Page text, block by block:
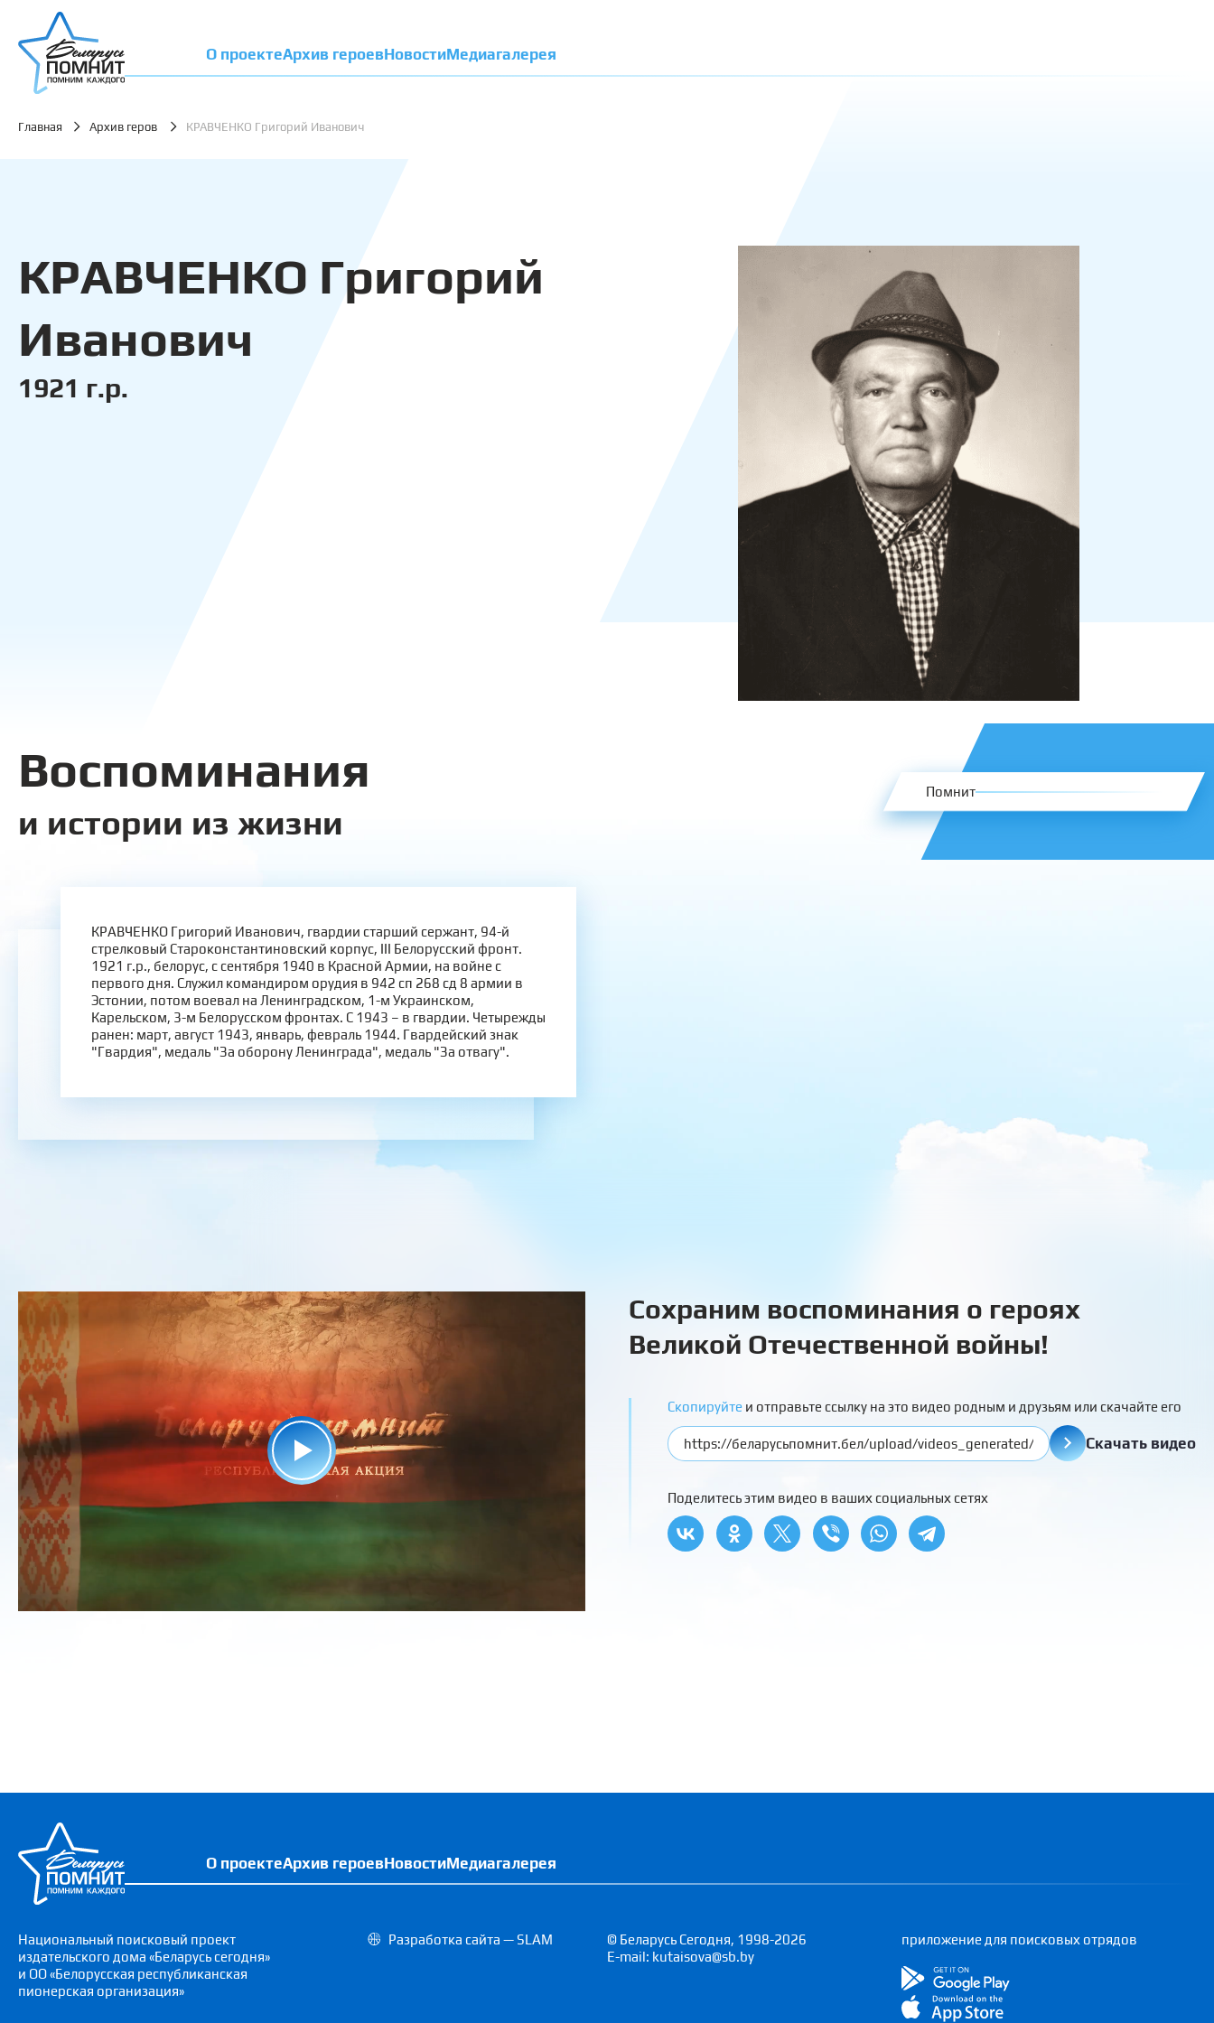
О проектеАрхив героевНовостиМедиагалерея
Главная Архив геров КРАВЧЕНКО Григорий Иванович
КРАВЧЕНКО Григорий
Иванович
1921 г.р.
Воспоминания
и истории из жизни
Помнит
КРАВЧЕНКО Григорий Иванович, гвардии старший сержант, 94-й
стрелковый Староконстантиновский корпус, III Белорусский фронт.
1921 г.р., белорус, с сентября 1940 в Красной Армии, на войне с
первого дня. Служил командиром орудия в 942 сп 268 сд 8 армии в
Эстонии, потом воевал на Ленинградском, 1-м Украинском,
Карельском, 3-м Белорусском фронтах. С 1943 – в гвардии. Четырежды
ранен: март, август 1943, январь, февраль 1944. Гвардейский знак
"Гвардия", медаль "За оборону Ленинграда", медаль "За отвагу".
Сохраним воспоминания о героях
Великой Отечественной войны!
Скопируйте и отправьте ссылку на это видео родным и друзьям или скачайте его
Скачать видео
Поделитесь этим видео в ваших социальных сетях
О проектеАрхив героевНовостиМедиагалерея
Национальный поисковый проект
издательского дома «Беларусь сегодня»
и ОО «Белорусская республиканская
пионерская организация»
Разработка сайта — SLAM
© Беларусь Сегодня, 1998-2026
E-mail: kutaisova@sb.by
приложение для поисковых отрядов